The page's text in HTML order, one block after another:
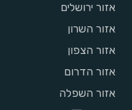
אזור ירושלים
אזור השרון
אזור הצפון
אזור הדרום
אזור השפלה